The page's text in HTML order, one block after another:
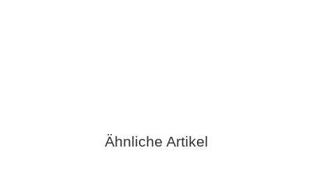
Ähnliche Artikel